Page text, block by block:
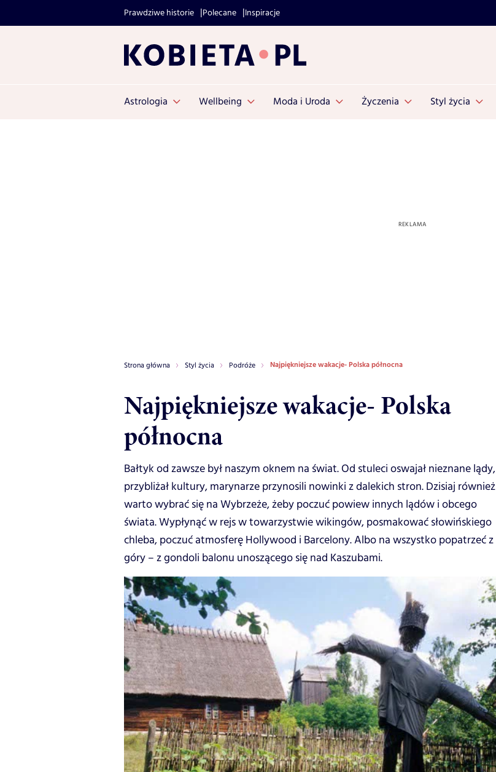
Prawdziwe historie Polecane Inspiracje
Astrologia Wellbeing Moda i Uroda Życzenia Styl życia
Strona główna Styl życia Podróże Najpiękniejsze wakacje- Polska północna
Najpiękniejsze wakacje- Polska
północna
Bałtyk od zawsze był naszym oknem na świat. Od stuleci oswajał nieznane lądy,
przybliżał kultury, marynarze przynosili nowinki z dalekich stron. Dzisiaj również
warto wybrać się na Wybrzeże, żeby poczuć powiew innych lądów i obcego
świata. Wypłynąć w rejs w towarzystwie wikingów, posmakować słowińskiego
chleba, poczuć atmosferę Hollywood i Barcelony. Albo na wszystko popatrzeć z
góry – z gondoli balonu unoszącego się nad Kaszubami.